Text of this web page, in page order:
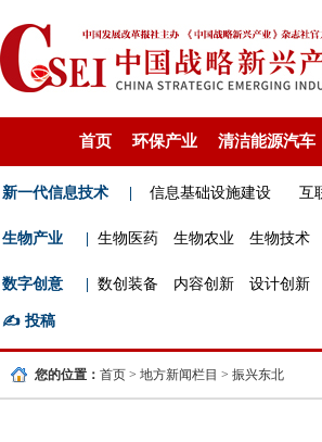
首页 环保产业 清洁能源汽车
新一代信息技术 信息基础设施建设 互
生物产业 生物医药 生物农业 生物技术
数字创意 数创装备 内容创新 设计创新
✍️ 投稿
您的位置： 首页 > 地方新闻栏目 > 振兴东北